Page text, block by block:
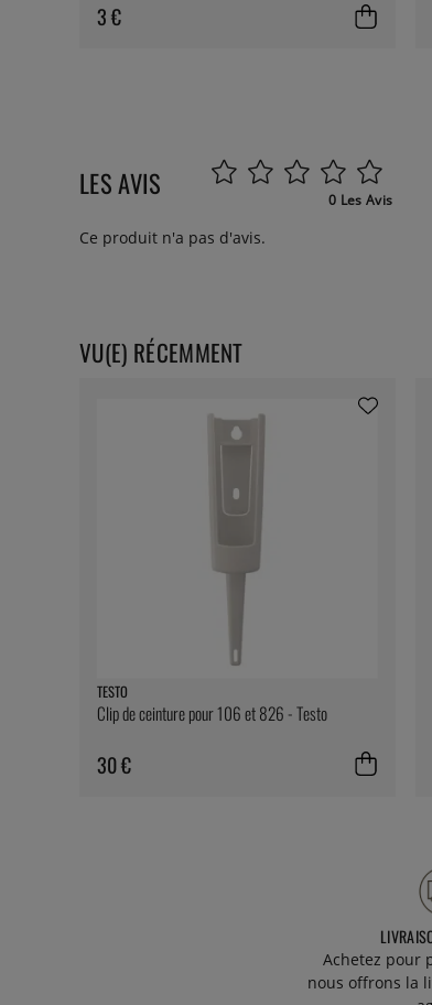
3 €
LES AVIS 0 Les Avis
Ce produit n'a pas d'avis.
VU(E) RÉCEMMENT
TESTO
Clip de ceinture pour 106 et 826 - Testo
30 €
Achetez pour
nous offrons la